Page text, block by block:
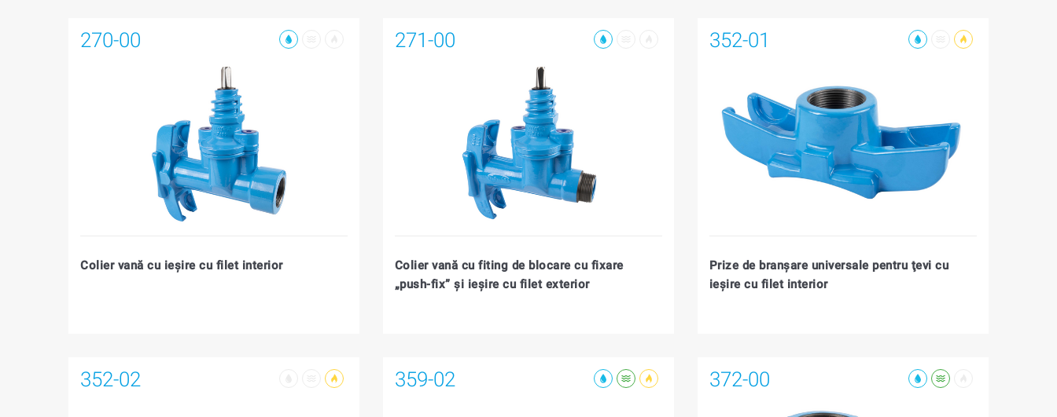
270-00
Colier vană cu ieşire cu filet interior
271-00
Colier vană cu fiting de blocare cu fixare
„push-fix” şi ieşire cu filet exterior
352-01
Prize de branșare universale pentru ţevi cu
ieşire cu filet interior
352-02 359-02 372-00